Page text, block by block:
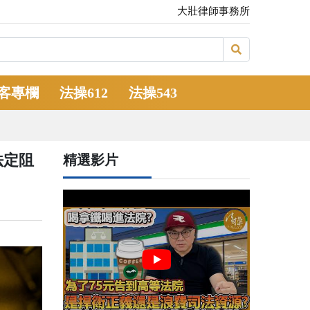
大壯律師事務所
專欄 法操612 法操543
阻 精選影片